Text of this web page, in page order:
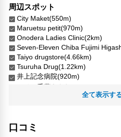
周辺スポット
City Maket(550m)
Maruetsu petit(970m)
Onodera Ladies Clinic(2km)
Seven-Eleven Chiba Fujimi
Taiyo drugstore(4.66km)
Tsuruha Drug(1.22km)
井上記念病院(920m)
ペリエ千葉えきなか(1.2km)
千葉ポートアリーナ(110m)
千葉中央駅(860m)
全て表示す
口コミ